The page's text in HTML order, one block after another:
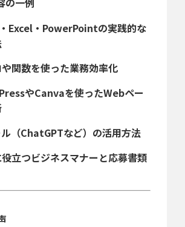
Excel・PowerPointの実践的な
関数を使った業務効率化
やCanvaを使ったWebペー
（ChatGPTなど）の活用方法
立つビジネスマナーと応募書類